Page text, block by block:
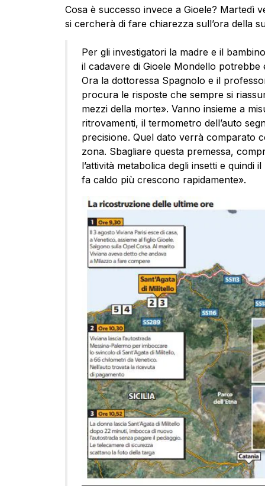
Cosa è successo invece a Gioele? Martedì
si cercherà di fare chiarezza sull’ora della
Per gli investigatori la madre e il
il cadavere di Gioele Mondello
Ora la dottoressa Spagnolo e il
procura le risposte che sempre si
mezzi della morte». Vanno insieme a
ritrovamenti, il termometro dell’auto
precisione. Quel dato verrà comparato
zona. Sbagliare questa premessa,
l’attività metabolica degli insetti e
fa caldo più crescono rapidamente».